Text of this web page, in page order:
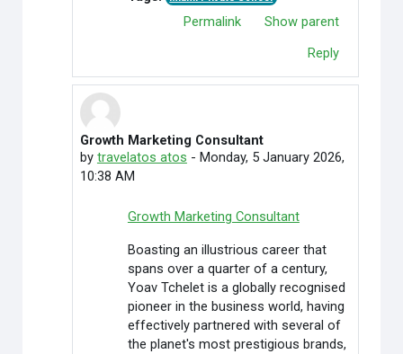
Permalink
Show parent
Reply
In reply to Credit Cardoffers
Growth Marketing Consultant
by travelatos atos - Monday, 5 January 2026,
10:38 AM
Growth Marketing Consultant
Boasting an illustrious career that
spans over a quarter of a century,
Yoav Tchelet is a globally recognised
pioneer in the business world, having
effectively partnered with several of
the planet's most prestigious brands,